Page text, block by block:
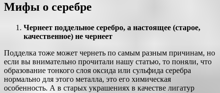
Мифы о серебре
Чернеет поддельное серебро, а настоящее (старое,
качественное) не чернеет
Подделка тоже может чернеть по самым разным причинам, но
если вы внимательно прочитали нашу статью, то поняли, что
образование тонкого слоя оксида или сульфида серебра
нормально для этого металла, это его химическая
особенность. А в старых украшениях в качестве лигатур